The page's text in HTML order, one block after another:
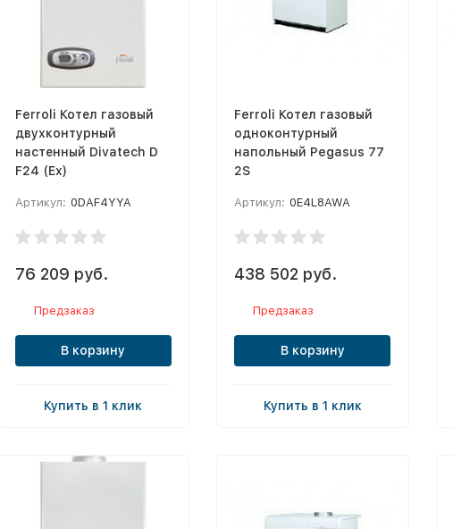
Ferroli Котел газовый
двухконтурный
настенный Divatech D
F24 (Ex)
Артикул: 0DAF4YYA
76 209 руб.
Предзаказ
В корзину
Купить в 1 клик
Ferroli Котел газовый
одноконтурный
напольный Pegasus 77
2S
Артикул: 0E4L8AWA
438 502 руб.
Предзаказ
В корзину
Купить в 1 клик